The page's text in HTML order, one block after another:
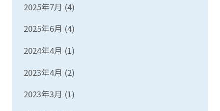
2025年7月 (4)
2025年6月 (4)
2024年4月 (1)
2023年4月 (2)
2023年3月 (1)